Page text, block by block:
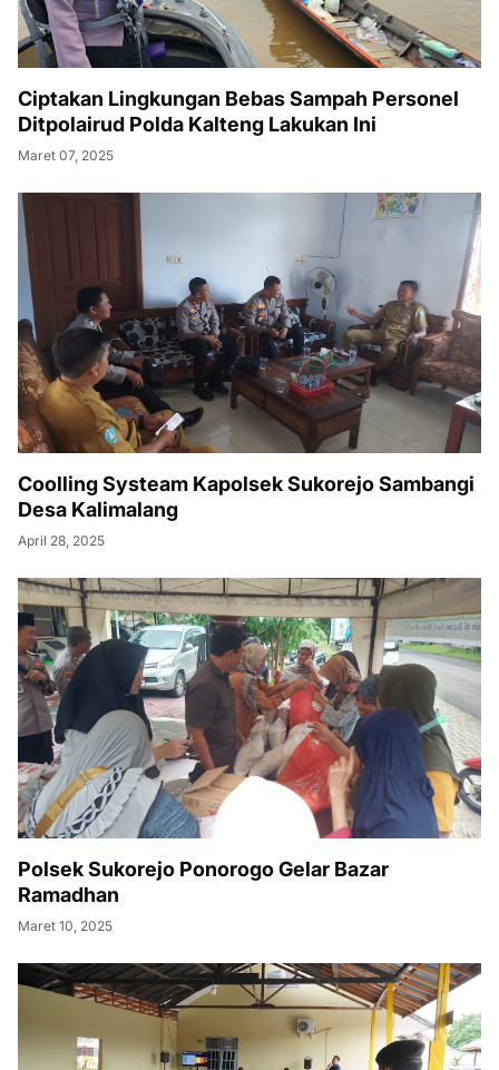
Ciptakan Lingkungan Bebas Sampah Personel
Ditpolairud Polda Kalteng Lakukan Ini
Maret 07, 2025
Coolling Systeam Kapolsek Sukorejo Sambangi
Desa Kalimalang
April 28, 2025
Polsek Sukorejo Ponorogo Gelar Bazar
Ramadhan
Maret 10, 2025